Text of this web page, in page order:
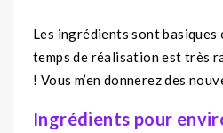
Les ingrédients sont basiques
temps de réalisation est très
! Vous m’en donnerez des
Ingrédients pour